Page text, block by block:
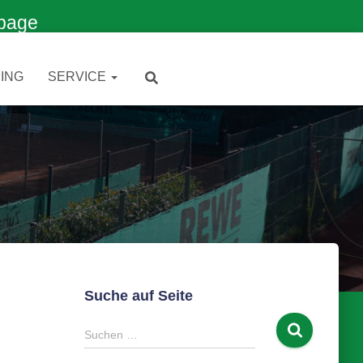
SERVICE
Suche auf Seite
S
u
Suchen …